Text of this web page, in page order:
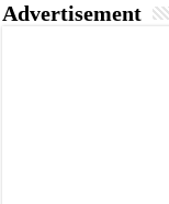
Advertisement